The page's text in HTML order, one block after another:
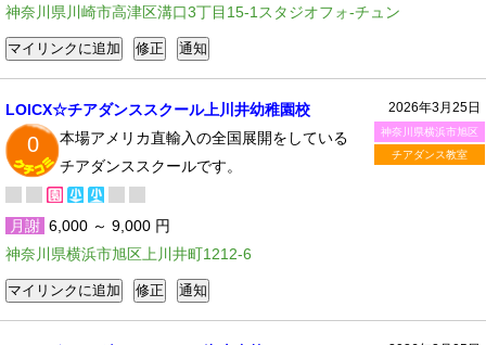
神奈川県川崎市高津区溝口3丁目15-1スタジオフォ-チュン
2026年3月25日
神奈川県横浜市旭区
チアダンス教室
LOICX☆チアダンススクール上川井幼稚園校
0
本場アメリカ直輸入の全国展開をしている
チアダンススクールです。
月謝 6,000 ～ 9,000 円
神奈川県横浜市旭区上川井町1212-6